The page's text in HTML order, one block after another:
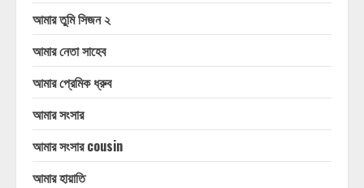
আমার তুমি সিজন ২
আমার নেতা সাহেব
আমার প্রেমিক ধ্রুব
আমার সংসার
আমার সংসার cousin
আমার হায়াতি